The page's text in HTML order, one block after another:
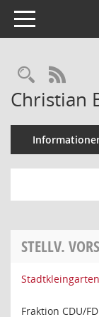
Toggle navigation
Christian
STELLV.
Fraktion CDU/